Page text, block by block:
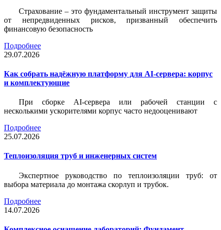
Страхование – это фундаментальный инструмент защиты
от непредвиденных рисков, призванный обеспечить
финансовую безопасность
Подробнее
29.07.2026
Как собрать надёжную платформу для AI-сервера: корпус
и комплектующие
При сборке AI-сервера или рабочей станции с
несколькими ускорителями корпус часто недооценивают
Подробнее
25.07.2026
Теплоизоляция труб и инженерных систем
Экспертное руководство по теплоизоляции труб: от
выбора материала до монтажа скорлуп и трубок.
Подробнее
14.07.2026